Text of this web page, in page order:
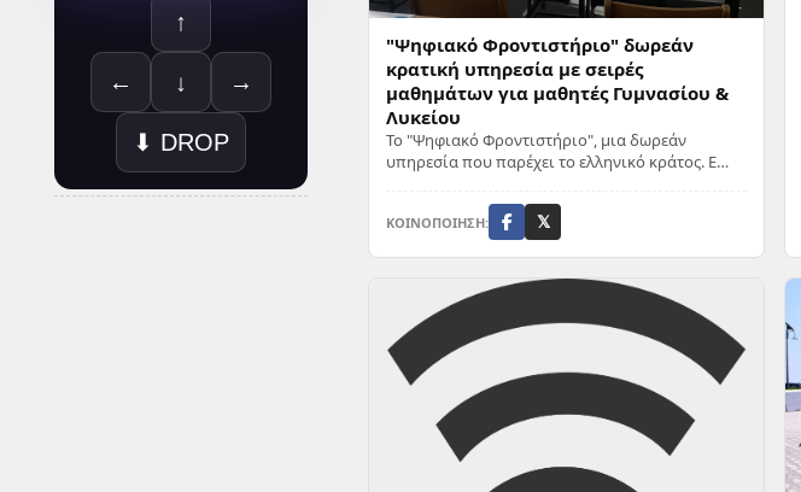
↑
← ↓ →
⬇ DROP
"Ψηφιακό Φροντιστήριο" δωρεάν
κρατική υπηρεσία με σειρές
μαθημάτων για μαθητές Γυμνασίου &
Λυκείου
Το "Ψηφιακό Φροντιστήριο", μια δωρεάν
υπηρεσία που παρέχει το ελληνικό κράτος. Ε
ΚΟΙΝΟΠΟΙΗΣΗ: 𝕏